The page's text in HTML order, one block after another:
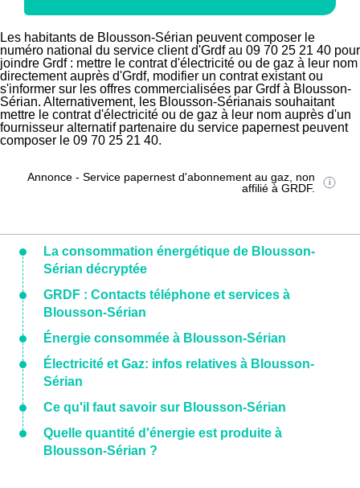
Les habitants de Blousson-Sérian peuvent composer le
numéro national du service client d'Grdf au 09 70 25 21 40 pour
joindre Grdf : mettre le contrat d'électricité ou de gaz à leur nom
directement auprès d'Grdf, modifier un contrat existant ou
s'informer sur les offres commercialisées par Grdf à Blousson-
Sérian. Alternativement, les Blousson-Sérianais souhaitant
mettre le contrat d'électricité ou de gaz à leur nom auprès d'un
fournisseur alternatif partenaire du service papernest peuvent
composer le 09 70 25 21 40.
Annonce - Service papernest d'abonnement au gaz, non
affilié à GRDF.
La consommation énergétique de Blousson-
Sérian décryptée
GRDF : Contacts téléphone et services à
Blousson-Sérian
Énergie consommée à Blousson-Sérian
Électricité et Gaz: infos relatives à Blousson-
Sérian
Ce qu'il faut savoir sur Blousson-Sérian
Quelle quantité d'énergie est produite à
Blousson-Sérian ?